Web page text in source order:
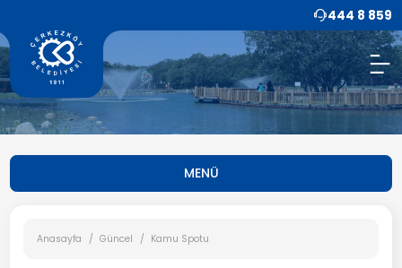
444 8 859
MENÜ
Anasayfa Güncel Kamu Spotu